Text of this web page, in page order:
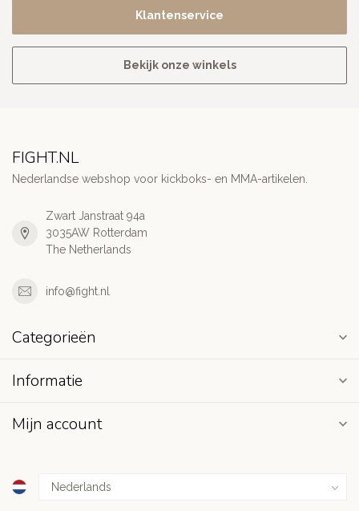
Klantenservice
Bekijk onze winkels
FIGHT.NL
Nederlandse webshop voor kickboks- en MMA-artikelen.
Zwart Janstraat 94a
3035AW Rotterdam
The Netherlands
info@fight.nl
Categorieën
Informatie
Mijn account